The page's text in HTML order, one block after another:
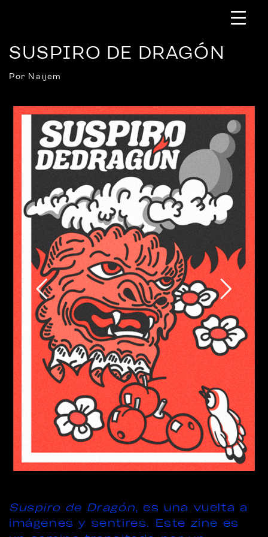
SUSPIRO DE DRAGÓN
Por Naijem
Suspiro de Dragón, es una vuelta a
imágenes y sentires. Este zine es